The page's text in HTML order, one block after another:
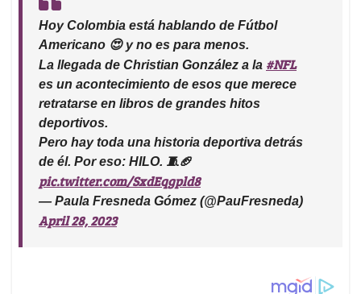
Hoy Colombia está hablando de Fútbol
Americano 😍 y no es para menos.
La llegada de Christian González a la #NFL
es un acontecimiento de esos que merece
retratarse en libros de grandes hitos
deportivos.
Pero hay toda una historia deportiva detrás
de él. Por eso: HILO. 🧵🏈
pic.twitter.com/SxdEqgpld8
— Paula Fresneda Gómez (@PauFresneda)
April 28, 2023